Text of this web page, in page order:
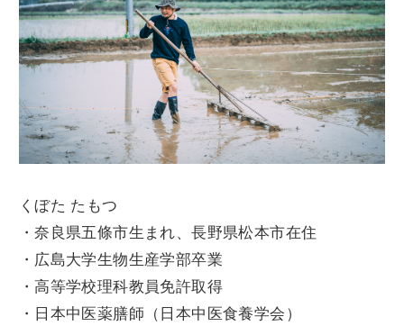
くぼた たもつ
・奈良県五條市生まれ、長野県松本市在住
・広島大学生物生産学部卒業
・高等学校理科教員免許取得
・日本中医薬膳師（日本中医食養学会）